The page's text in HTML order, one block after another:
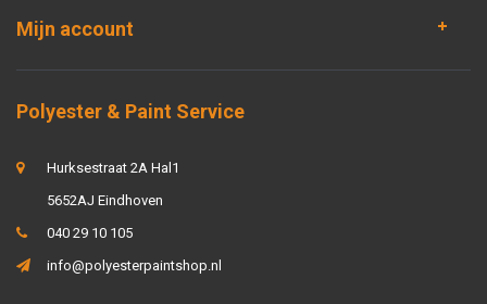
Mijn account
Polyester & Paint Service
Hurksestraat 2A Hal1
5652AJ Eindhoven
040 29 10 105
info@polyesterpaintshop.nl